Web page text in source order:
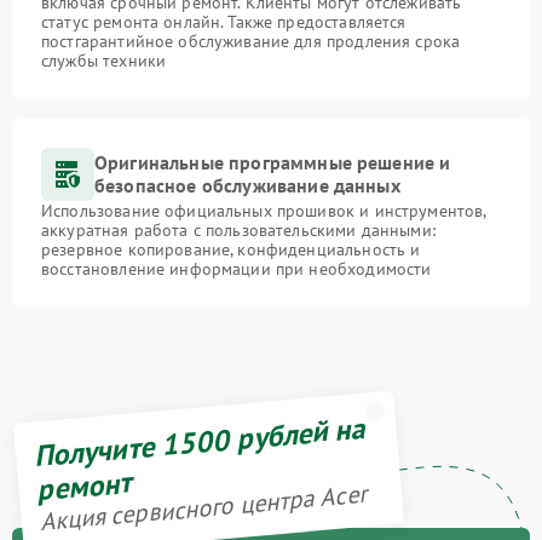
статус ремонта онлайн. Также предоставляется
постгарантийное обслуживание для продления срока
службы техники
Оригинальные программные решение и
безопасное обслуживание данных
Использование официальных прошивок и инструментов,
аккуратная работа с пользовательскими данными:
резервное копирование, конфиденциальность и
восстановление информации при необходимости
Получите 1500 рублей на
ремонт
Акция сервисного центра Acer